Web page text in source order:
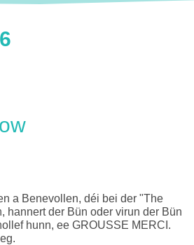
a Benevollen, déi bei der "The
hannert der Bün oder virun der Bün
hunn, ee GROUSSE MERCI.